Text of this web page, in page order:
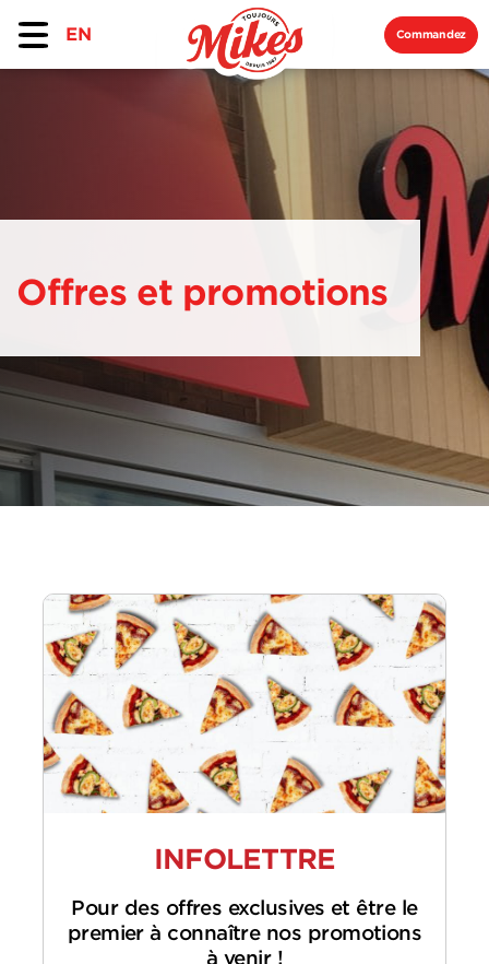
EN Commandez
Offres et promotions
INFOLETTRE
Pour des offres exclusives et être le
premier à connaître nos promotions
à venir !